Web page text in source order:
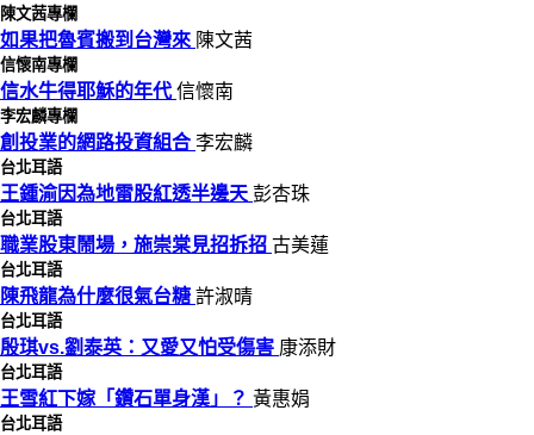
陳文茜專欄
如果把魯賓搬到台灣來 陳文茜
信懷南專欄
信水牛得耶穌的年代信懷南
李宏麟專欄
創投業的網路投資組合 李宏麟
台北耳語
王鍾渝因為地雷股紅透半邊天 彭杏珠
台北耳語
職業股東鬧場，施崇棠見招拆招 古美蓮
台北耳語
陳飛龍為什麼很氣台糖 許淑晴
台北耳語
殷琪vs.劉泰英：又愛又怕受傷害 康添財
台北耳語
王雪紅下嫁「鑽石單身漢」？ 黃惠娟
台北耳語